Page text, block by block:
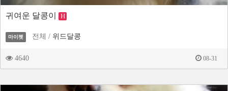
귀여운 달콩이 H
마이펫 전체 / 위드달콩
4640 08-31